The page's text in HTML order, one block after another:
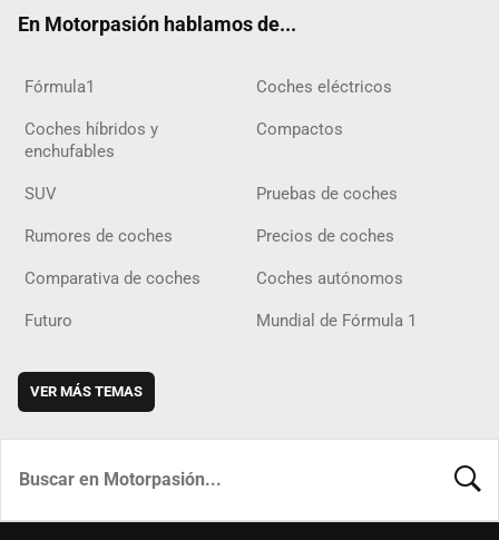
En Motorpasión hablamos de...
Fórmula1 Coches eléctricos
Coches híbridos y
enchufables
Compactos
SUV Pruebas de coches
Rumores de coches Precios de coches
Comparativa de coches Coches autónomos
Futuro Mundial de Fórmula 1
VER MÁS TEMAS